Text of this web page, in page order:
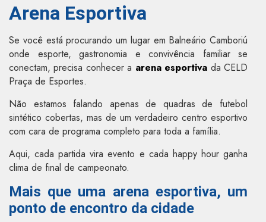
Arena Esportiva
Se você está procurando um lugar em Balneário Camboriú
onde esporte, gastronomia e convivência familiar se
conectam, precisa conhecer a arena esportiva da CELD
Praça de Esportes.
Não estamos falando apenas de quadras de futebol
sintético cobertas, mas de um verdadeiro centro esportivo
com cara de programa completo para toda a família.
Aqui, cada partida vira evento e cada happy hour ganha
clima de final de campeonato.
Mais que uma arena esportiva, um
ponto de encontro da cidade